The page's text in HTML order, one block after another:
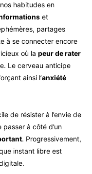
habitudes en
et
partages
à se connecter encore
où la peur de rater
Le cerveau anticipe
ainsi l’anxiété
de résister à l’envie de
à côté d’un
. Progressivement,
instant libre est